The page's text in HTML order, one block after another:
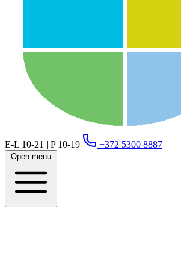
E-L 10-21 | P 10-19
+372 5300 8887
Open menu